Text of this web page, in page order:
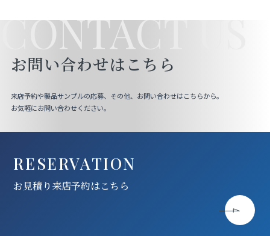
CONTACT US
お問い合わせはこちら
来店予約や製品サンプルの応募、その他、お問い合わせはこちらから。
お気軽にお問い合わせください。
RESERVATION
お見積り来店予約はこちら